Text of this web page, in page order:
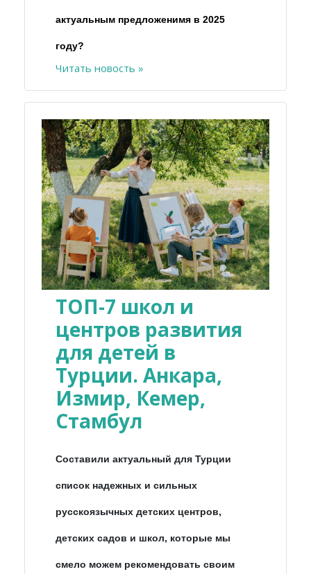
актуальным предложенимя в 2025
году?
Читать новость »
ТОП-7 школ и
центров развития
для детей в
Турции. Анкара,
Измир, Кемер,
Стамбул
Составили актуальный для Турции
список надежных и сильных
русскоязычных детских центров,
детских садов и школ, которые мы
смело можем рекомендовать своим